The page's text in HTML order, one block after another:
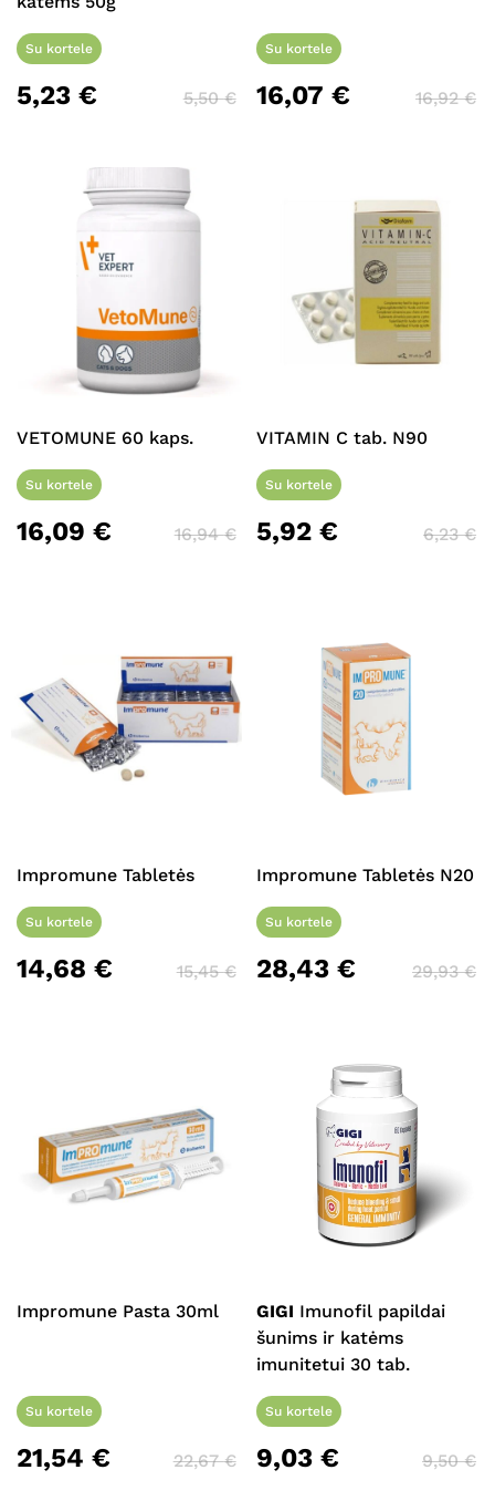
Eiti Į Parduotuvę
Su kortele
5,23 € 5,50€
Su kortele
16,07€ 16,92€
VETOMUNE 60 kaps.
Su kortele
16,09 € 16,94€
VITAMIN C tab. N90
Su kortele
5,92€ 6,23€
Impromune Tabletės
Su kortele
14,68 € 15,45€
Impromune Tabletės N20
Su kortele
28,43€ 29,93€
Impromune Pasta 30ml
Su kortele
21,54 € 22,67€
GIGI Imunofil papildai
šunims ir katėms
imunitetui 30 tab.
Su kortele
9,03€ 9,50€